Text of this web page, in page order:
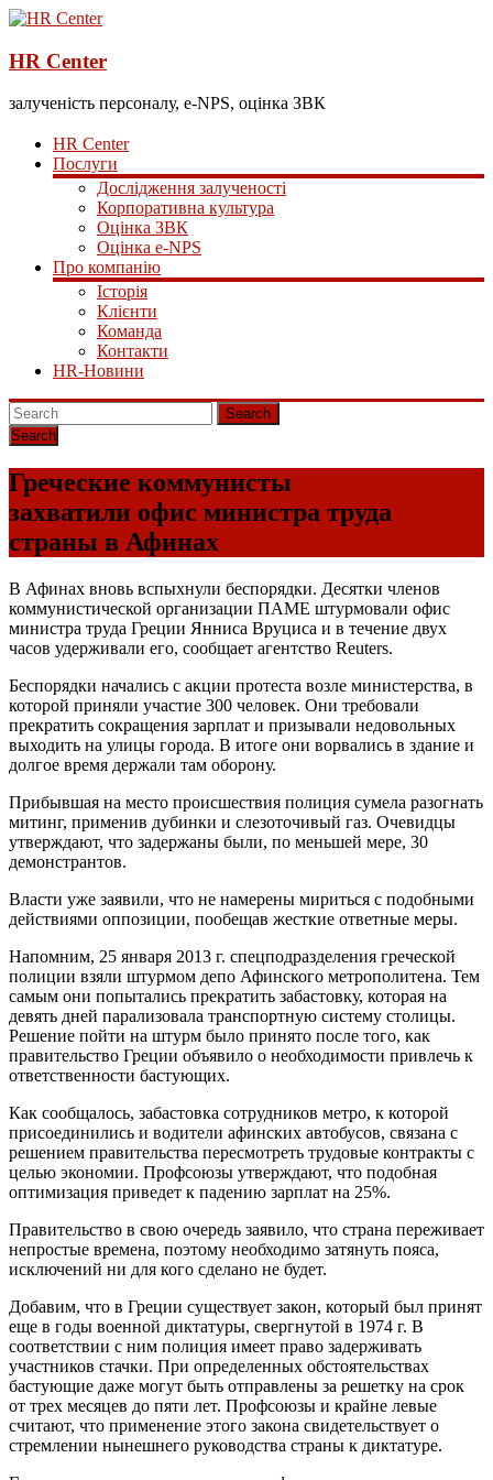
HR Center
залученість персоналу, e-NPS, оцінка ЗВК
HR Center
Послуги
Дослідження залученості
Корпоративна культура
Оцінка ЗВК
Оцінка e-NPS
Про компанію
Історія
Клієнти
Команда
Контакти
HR-Новини
Search
Греческие коммунисты
захватили офис министра труда
страны в Афинах
В Афинах вновь вспыхнули беспорядки. Десятки членов
коммунистической организации ПАМЕ штурмовали офис
министра труда Греции Янниса Вруциса и в течение двух
часов удерживали его, сообщает агентство Reuters.
Беспорядки начались с акции протеста возле министерства, в
которой приняли участие 300 человек. Они требовали
прекратить сокращения зарплат и призывали недовольных
выходить на улицы города. В итоге они ворвались в здание и
долгое время держали там оборону.
Прибывшая на место происшествия полиция сумела разогнать
митинг, применив дубинки и слезоточивый газ. Очевидцы
утверждают, что задержаны были, по меньшей мере, 30
демонстрантов.
Власти уже заявили, что не намерены мириться с подобными
действиями оппозиции, пообещав жесткие ответные меры.
Напомним, 25 января 2013 г. спецподразделения греческой
полиции взяли штурмом депо Афинского метрополитена. Тем
самым они попытались прекратить забастовку, которая на
девять дней парализовала транспортную систему столицы.
Решение пойти на штурм было принято после того, как
правительство Греции объявило о необходимости привлечь к
ответственности бастующих.
Как сообщалось, забастовка сотрудников метро, к которой
присоединились и водители афинских автобусов, связана с
решением правительства пересмотреть трудовые контракты с
целью экономии. Профсоюзы утверждают, что подобная
оптимизация приведет к падению зарплат на 25%.
Правительство в свою очередь заявило, что страна переживает
непростые времена, поэтому необходимо затянуть пояса,
исключений ни для кого сделано не будет.
Добавим, что в Греции существует закон, который был принят
еще в годы военной диктатуры, свергнутой в 1974 г. В
соответствии с ним полиция имеет право задерживать
участников стачки. При определенных обстоятельствах
бастующие даже могут быть отправлены за решетку на срок
от трех месяцев до пяти лет. Профсоюзы и крайне левые
считают, что применение этого закона свидетельствует о
стремлении нынешнего руководства страны к диктатуре.